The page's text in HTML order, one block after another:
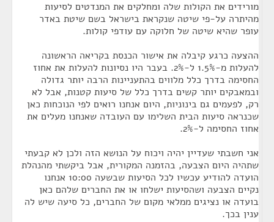
מורידים את הקולות שלה ומחלקים את המנדטים לסיעות
מהיתרה על-פי שיטה שנקראת בישראל בשם שיטת באדר
עופר שהיא שיטה של חלוקה עם עודפי קולות.
ההצעה כרגע קיבלה את אישור הכנסת בקריאה הראשונה
להעלות מ-1.5% ל-2%. בעבר היו נסיונות להעלות את אחוז
החסימה בדרך כלל מלווים בהתעניינות הרבה יותר גדולה
ובמאבקים יותר קשים בדרך כלל של סיעות קטנות, אבל לא
רק, לפעמים גם בינוניות, היום אנחנו רואים לפי הנוכחות כאן
שכנראה סיעות הבית השלימו עם העובדה שאנחנו מעלים את
אחוז החסימה ל-2%.
אני חשבתי שעדיין יהיה ויכוח על הנושא הזה ולכן לא קבעתי
שתהיה היום הצבעה, בהזמנה המקורית, אבל ביקשתי מהנהלת
הועדה להודיע עכשיו לכל הסיעות שבשעה 10:00 אנחנו
נקיים הצבעה ושהסיעות ישלחו או את החברים שלהם כאן
בועדה או נציגים ממלאי מקום של החברים, כל סיעה שיש לה
ענין בכך.